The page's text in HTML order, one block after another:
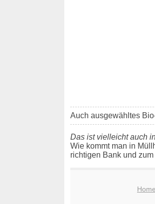
Auch ausgewähltes
Das ist vielleicht auch
Wie kommt man in
richtigen Bank und zum
Home